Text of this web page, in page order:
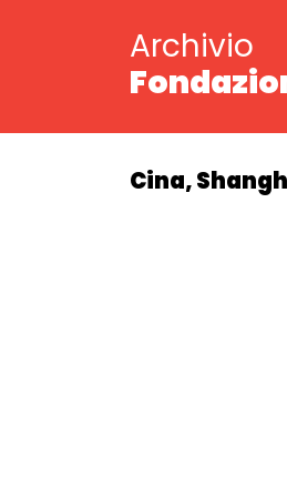
Archivio
Cina,